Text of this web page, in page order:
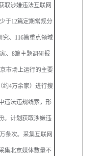
取涉嫌违法互联网
于12篇定期常规分
、 116篇重点领域
家、8篇主题调研报
市场上运行的主要
约4万余家）进行搜
违法违规线索，形
。计划获取涉嫌违
条次。采集互联网
集北京媒体数量不